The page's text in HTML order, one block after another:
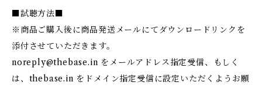
■試聴方法■
※商品ご購入後に商品発送メールにてダウンロードリンクを
添付させていただきます。
noreply@thebase.in をメールアドレス指定受信、もしく
は、thebase.in をドメイン指定受信に設定いただくようお願